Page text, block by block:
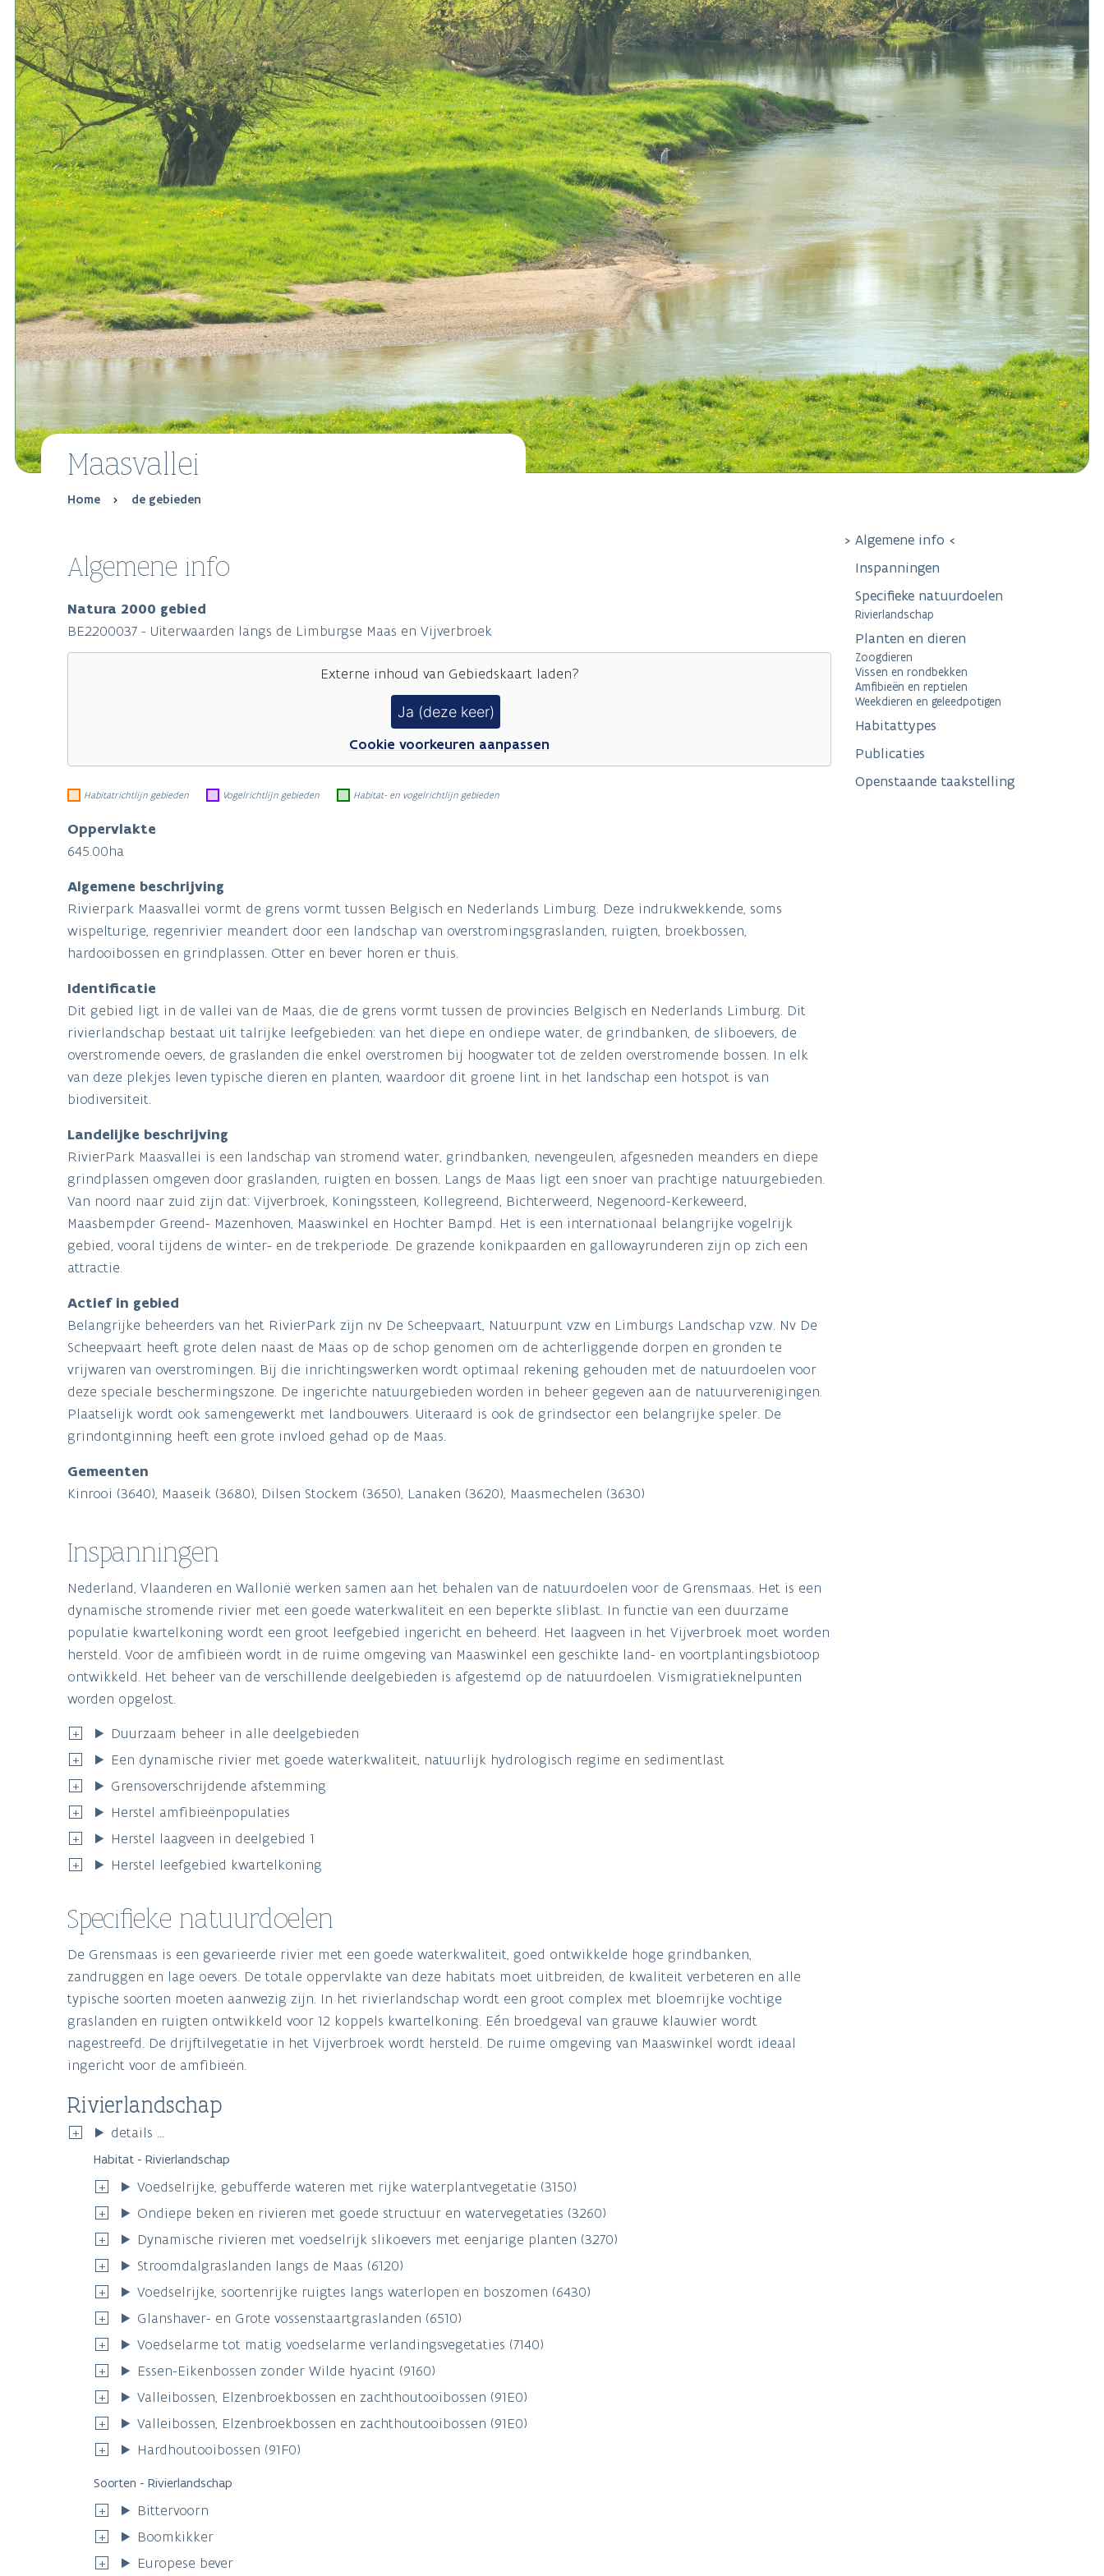
Maasvallei
Breadcrumb
Home de gebieden
Algemene info
Natura 2000 gebied
BE2200037 - Uiterwaarden langs de Limburgse Maas en Vijverbroek
Externe inhoud van Gebiedskaartladen?
Ja (deze keer)
Cookie voorkeuren aanpassen
Habitatrichtlijn gebieden Vogelrichtlijn gebieden Habitat- en vogelrichtlijn gebieden
Oppervlakte
645.00ha
Algemene beschrijving
Rivierpark Maasvallei vormt de grens vormt tussen Belgisch en Nederlands Limburg. Deze indrukwekkende, soms
wispelturige, regenrivier meandert door een landschap van overstromingsgraslanden, ruigten, broekbossen,
hardooibossen en grindplassen. Otter en bever horen er thuis.
Identificatie
Dit gebied ligt in de vallei van de Maas, die de grens vormt tussen de provincies Belgisch en Nederlands Limburg. Dit
rivierlandschap bestaat uit talrijke leefgebieden: van het diepe en ondiepe water, de grindbanken, de sliboevers, de
overstromende oevers, de graslanden die enkel overstromen bij hoogwater tot de zelden overstromende bossen. In elk
van deze plekjes leven typische dieren en planten, waardoor dit groene lint in het landschap een hotspot is van
biodiversiteit.
Landelijke beschrijving
RivierPark Maasvallei is een landschap van stromend water, grindbanken, nevengeulen, afgesneden meanders en diepe
grindplassen omgeven door graslanden, ruigten en bossen. Langs de Maas ligt een snoer van prachtige natuurgebieden.
Van noord naar zuid zijn dat: Vijverbroek, Koningssteen, Kollegreend, Bichterweerd, Negenoord-Kerkeweerd,
Maasbempder Greend- Mazenhoven, Maaswinkel en Hochter Bampd. Het is een internationaal belangrijke vogelrijk
gebied, vooral tijdens de winter- en de trekperiode. De grazende konikpaarden en gallowayrunderen zijn op zich een
attractie.
Actief in gebied
Belangrijke beheerders van het RivierPark zijn nv De Scheepvaart, Natuurpunt vzw en Limburgs Landschap vzw. Nv De
Scheepvaart heeft grote delen naast de Maas op de schop genomen om de achterliggende dorpen en gronden te
vrijwaren van overstromingen. Bij die inrichtingswerken wordt optimaal rekening gehouden met de natuurdoelen voor
deze speciale beschermingszone. De ingerichte natuurgebieden worden in beheer gegeven aan de natuurverenigingen.
Plaatselijk wordt ook samengewerkt met landbouwers. Uiteraard is ook de grindsector een belangrijke speler. De
grindontginning heeft een grote invloed gehad op de Maas.
Gemeenten
Kinrooi (3640), Maaseik (3680), Dilsen Stockem (3650), Lanaken (3620), Maasmechelen (3630)
Inspanningen
Nederland, Vlaanderen en Wallonië werken samen aan het behalen van de natuurdoelen voor de Grensmaas. Het is een
dynamische stromende rivier met een goede waterkwaliteit en een beperkte sliblast. In functie van een duurzame
populatie kwartelkoning wordt een groot leefgebied ingericht en beheerd. Het laagveen in het Vijverbroek moet worden
hersteld. Voor de amfibieën wordt in de ruime omgeving van Maaswinkel een geschikte land- en voortplantingsbiotoop
ontwikkeld. Het beheer van de verschillende deelgebieden is afgestemd op de natuurdoelen. Vismigratieknelpunten
worden opgelost.
Duurzaam beheer in alle deelgebieden
Een dynamische rivier met goede waterkwaliteit, natuurlijk hydrologisch regime en sedimentlast
Grensoverschrijdende afstemming
Herstel amfibieënpopulaties
Herstel laagveen in deelgebied 1
Herstel leefgebied kwartelkoning
Specifieke natuurdoelen
De Grensmaas is een gevarieerde rivier met een goede waterkwaliteit, goed ontwikkelde hoge grindbanken,
zandruggen en lage oevers. De totale oppervlakte van deze habitats moet uitbreiden, de kwaliteit verbeteren en alle
typische soorten moeten aanwezig zijn. In het rivierlandschap wordt een groot complex met bloemrijke vochtige
graslanden en ruigten ontwikkeld voor 12 koppels kwartelkoning. Eén broedgeval van grauwe klauwier wordt
nagestreefd. De drijftilvegetatie in het Vijverbroek wordt hersteld. De ruime omgeving van Maaswinkel wordt ideaal
ingericht voor de amfibieën.
Rivierlandschap
details ...
Habitat - Rivierlandschap
Voedselrijke, gebufferde wateren met rijke waterplantvegetatie (3150)
Ondiepe beken en rivieren met goede structuur en watervegetaties (3260)
Dynamische rivieren met voedselrijk slikoevers met eenjarige planten (3270)
Stroomdalgraslanden langs de Maas (6120)
Voedselrijke, soortenrijke ruigtes langs waterlopen en boszomen (6430)
Glanshaver- en Grote vossenstaartgraslanden (6510)
Voedselarme tot matig voedselarme verlandingsvegetaties (7140)
Essen-Eikenbossen zonder Wilde hyacint (9160)
Valleibossen, Elzenbroekbossen en zachthoutooibossen (91E0)
Valleibossen, Elzenbroekbossen en zachthoutooibossen (91E0)
Hardhoutooibossen (91F0)
Soorten - Rivierlandschap
Bittervoorn
Boomkikker
Europese bever
Algemene info
Inspanningen
Specifieke natuurdoelen
Rivierlandschap
Planten en dieren
Zoogdieren
Vissen en rondbekken
Amfibieën en reptielen
Weekdieren en geleedpotigen
Habitattypes
Publicaties
Openstaande taakstelling